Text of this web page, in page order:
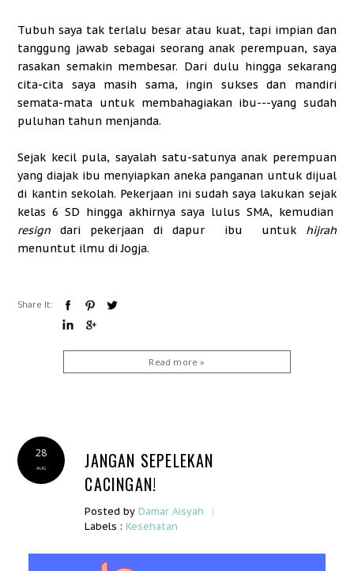
Tubuh saya tak terlalu besar atau kuat, tapi impian dan
tanggung jawab sebagai seorang anak perempuan, saya
rasakan semakin membesar. Dari dulu hingga sekarang
cita-cita saya masih sama, ingin sukses dan mandiri
semata-mata untuk membahagiakan ibu---yang sudah
puluhan tahun menjanda.
Sejak kecil pula, sayalah satu-satunya anak perempuan
yang diajak ibu menyiapkan aneka panganan untuk dijual
di kantin sekolah. Pekerjaan ini sudah saya lakukan sejak
kelas 6 SD hingga akhirnya saya lulus SMA, kemudian
resigndari pekerjaan di dapur ibu untuk hijrah
menuntut ilmu di Jogja.
Share It:
Read more »
AUG
28
JANGAN SEPELEKAN
CACINGAN!
Posted byDamar Aisyah |
Labels :Kesehatan